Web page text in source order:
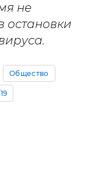
не
остановки
Общество